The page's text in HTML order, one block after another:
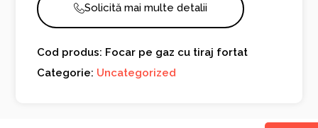
Solicită mai multe detalii
Cod produs: Focar pe gaz cu tiraj fortat
Categorie: Uncategorized